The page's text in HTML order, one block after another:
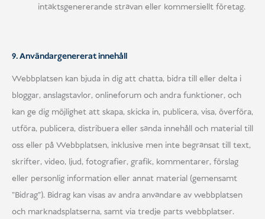
intäktsgenererande strävan eller kommersiellt företag.
9. Användargenererat innehåll
Webbplatsen kan bjuda in dig att chatta, bidra till eller delta i
bloggar, anslagstavlor, onlineforum och andra funktioner, och
kan ge dig möjlighet att skapa, skicka in, publicera, visa, överföra,
utföra, publicera, distribuera eller sända innehåll och material till
oss eller på Webbplatsen, inklusive men inte begränsat till text,
skrifter, video, ljud, fotografier, grafik, kommentarer, förslag
eller personlig information eller annat material (gemensamt
"Bidrag"). Bidrag kan visas av andra användare av webbplatsen
och marknadsplatserna, samt via tredje parts webbplatser.